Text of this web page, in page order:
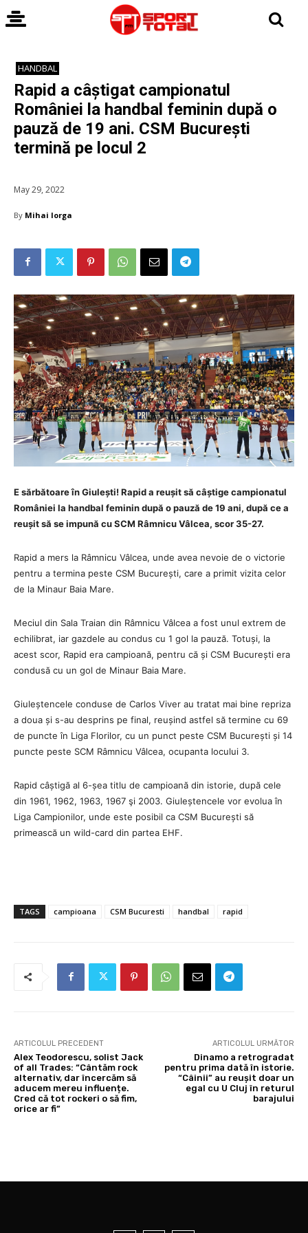
HANDBAL
Rapid a câștigat campionatul
României la handbal feminin după o
pauză de 19 ani. CSM București
termină pe locul 2
May 29, 2022
By Mihai Iorga
E sărbătoare în Giulești! Rapid a reușit să câștige campionatul
României la handbal feminin după o pauză de 19 ani, după ce a
reușit să se impună cu SCM Râmnicu Vâlcea, scor 35-27.
Rapid a mers la Râmnicu Vâlcea, unde avea nevoie de o victorie
pentru a termina peste CSM București, care a primit vizita celor
de la Minaur Baia Mare.
Meciul din Sala Traian din Râmnicu Vâlcea a fost unul extrem de
echilibrat, iar gazdele au condus cu 1 gol la pauză. Totuși, la
acest scor, Rapid era campioană, pentru că și CSM București era
condusă cu un gol de Minaur Baia Mare.
Giuleștencele conduse de Carlos Viver au tratat mai bine repriza
a doua și s-au desprins pe final, reușind astfel să termine cu 69
de puncte în Liga Florilor, cu un punct peste CSM București și 14
puncte peste SCM Râmnicu Vâlcea, ocupanta locului 3.
Rapid câștigă al 6-șea titlu de campioană din istorie, după cele
din 1961, 1962, 1963, 1967 şi 2003. Giuleștencele vor evolua în
Liga Campionilor, unde este posibil ca CSM București să
primească un wild-card din partea EHF.
TAGS campioana CSM Bucuresti handbal rapid
ARTICOLUL PRECEDENT
Alex Teodorescu, solist Jack
of all Trades: “Cântăm rock
alternativ, dar încercăm să
aducem mereu influențe.
Cred că tot rockeri o să fim,
orice ar fi”
ARTICOLUL URMĂTOR
Dinamo a retrogradat
pentru prima dată în istorie.
“Câinii” au reușit doar un
egal cu U Cluj în returul
barajului